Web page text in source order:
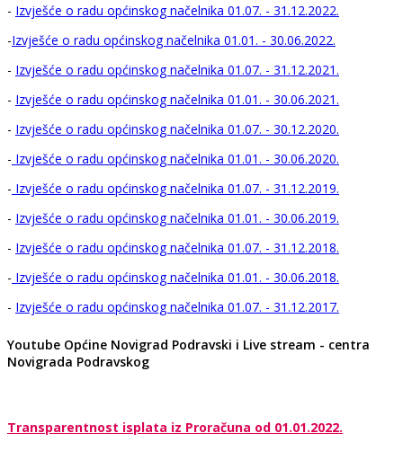
- Izvješće o radu općinskog načelnika 01.07. - 31.12.2022.
-Izvješće o radu općinskog načelnika 01.01. - 30.06.2022.
- Izvješće o radu općinskog načelnika 01.07. - 31.12.2021.
- Izvješće o radu općinskog načelnika 01.01. - 30.06.2021.
- Izvješće o radu općinskog načelnika 01.07. - 30.12.2020.
- Izvješće o radu općinskog načelnika 01.01. - 30.06.2020.
- Izvješće o radu općinskog načelnika 01.07. - 31.12.2019.
- Izvješće o radu općinskog načelnika 01.01. - 30.06.2019.
- Izvješće o radu općinskog načelnika 01.07. - 31.12.2018.
- Izvješće o radu općinskog načelnika 01.01. - 30.06.2018.
- Izvješće o radu općinskog načelnika 01.07. - 31.12.2017.
Youtube Općine Novigrad Podravski i Live stream - centra
Novigrada Podravskog
Transparentnost isplata iz Proračuna od 01.01.2022.